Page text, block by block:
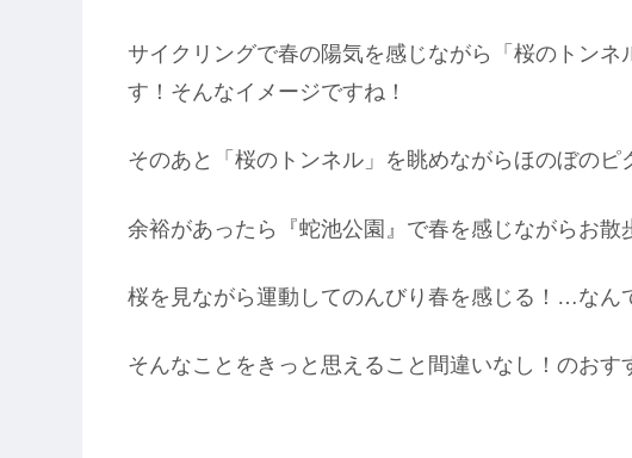
サイクリングで春の陽気を感じながら「桜のトン
す！そんなイメージですね！
そのあと「桜のトンネル」を眺めながらほのぼのピ
余裕があったら『蛇池公園』で春を感じながらお散
桜を見ながら運動してのんびり春を感じる！…なん
そんなことをきっと思えること間違いなし！のおす